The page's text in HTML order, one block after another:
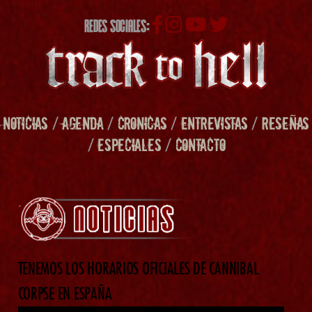
REDES SOCIALES:
NOTICIAS /AGENDA/ CRONICAS/ENTREVISTAS/RESEÑAS
/ESPECIALES/ CONTACTO
TENEMOS LOS HORARIOS OFICIALES DE CANNIBAL
CORPSE EN ESPAÑA